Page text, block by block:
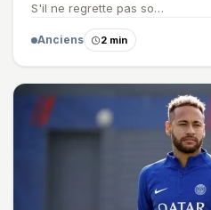
S'il ne regrette pas so…
Anciens 2 min